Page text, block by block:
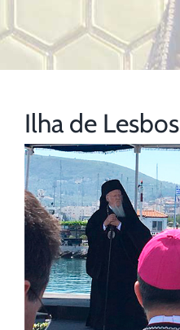
Ilha de Lesbos